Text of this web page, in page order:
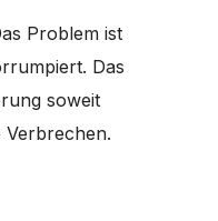
Problem ist
Das
soweit
Verbrechen.